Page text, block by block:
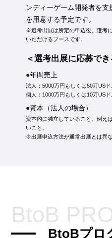
ンディーゲーム開発者を
を用意する予定です。
※選考出展は所定の申込後、選考
いただけるブースです。
＜選考出展に応募でき
●年間売上
法人：5000万円もしくは50万US
個人：1000万円もしくは10万US
●資本（法人の場合）
資本的に独立していること。例え
いこと。
※出展申込方法が通常出展とは異な
BtoB
BtoBプロ